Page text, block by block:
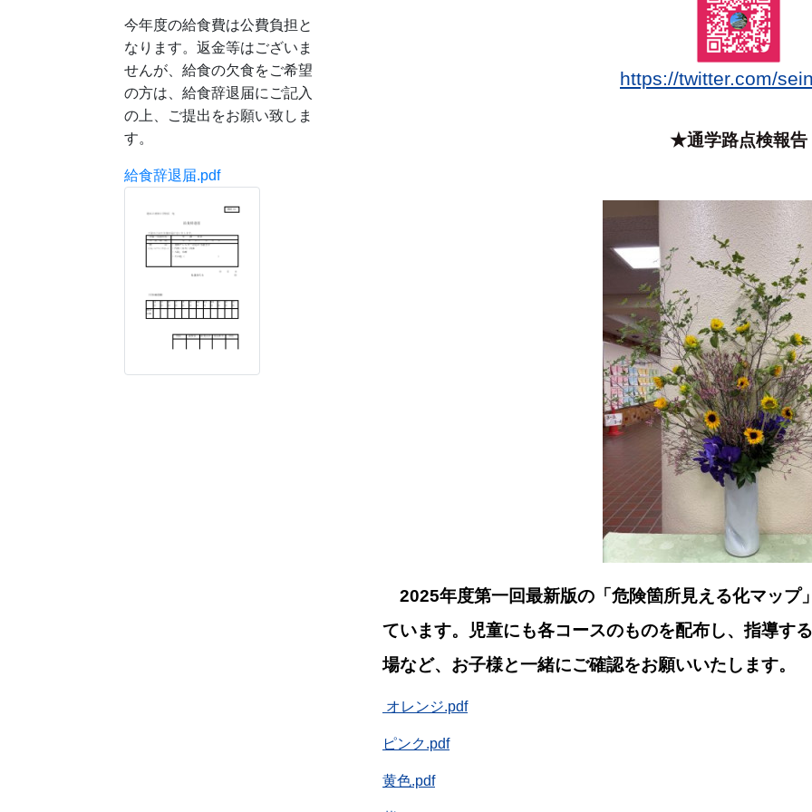
今年度の給食費は公費負担と
なります。返金等はございま
せんが、給食の欠食をご希望
の方は、給食辞退届にご記入
の上、ご提出をお願い致しま
す。
給食辞退届.pdf
https://twitter.com/
★通学路点検報告
2025年度第一回最新版の「危険箇所見える化マップ
ています。児童にも各コースのものを配布し、指導す
場など、お子様と一緒にご確認をお願いいたします。
オレンジ.pdf
ピンク.pdf
黄色.pdf